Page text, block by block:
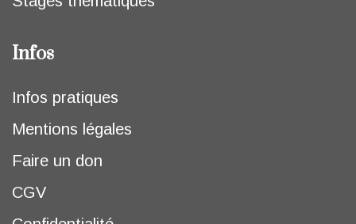
Infos
Infos pratiques
Mentions légales
Faire un don
CGV